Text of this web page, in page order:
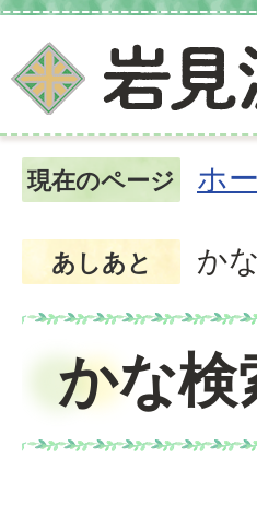
現在のページ ホ
あしあと か
かな検